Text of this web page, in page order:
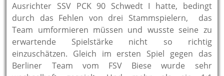
Ausrichter SSV PCK 90 Schwedt I hatte, bedingt
durch das Fehlen von drei Stammspielern, das
Team umformieren müssen und wusste seine zu
erwartende Spielstärke nicht so richtig
einzuschätzen. Gleich im ersten Spiel gegen das
Berliner Team vom FSV Biese wurde sehr